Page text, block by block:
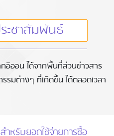
ะชาสัมพันธ์
อิออน ได้จากพื้นที่ส่วนข่าวสาร
มต่างๆ ที่เกิดขึ้น ได้ตลอดเวลา
ำหรับยอดใช้จ่ายการซื้อ